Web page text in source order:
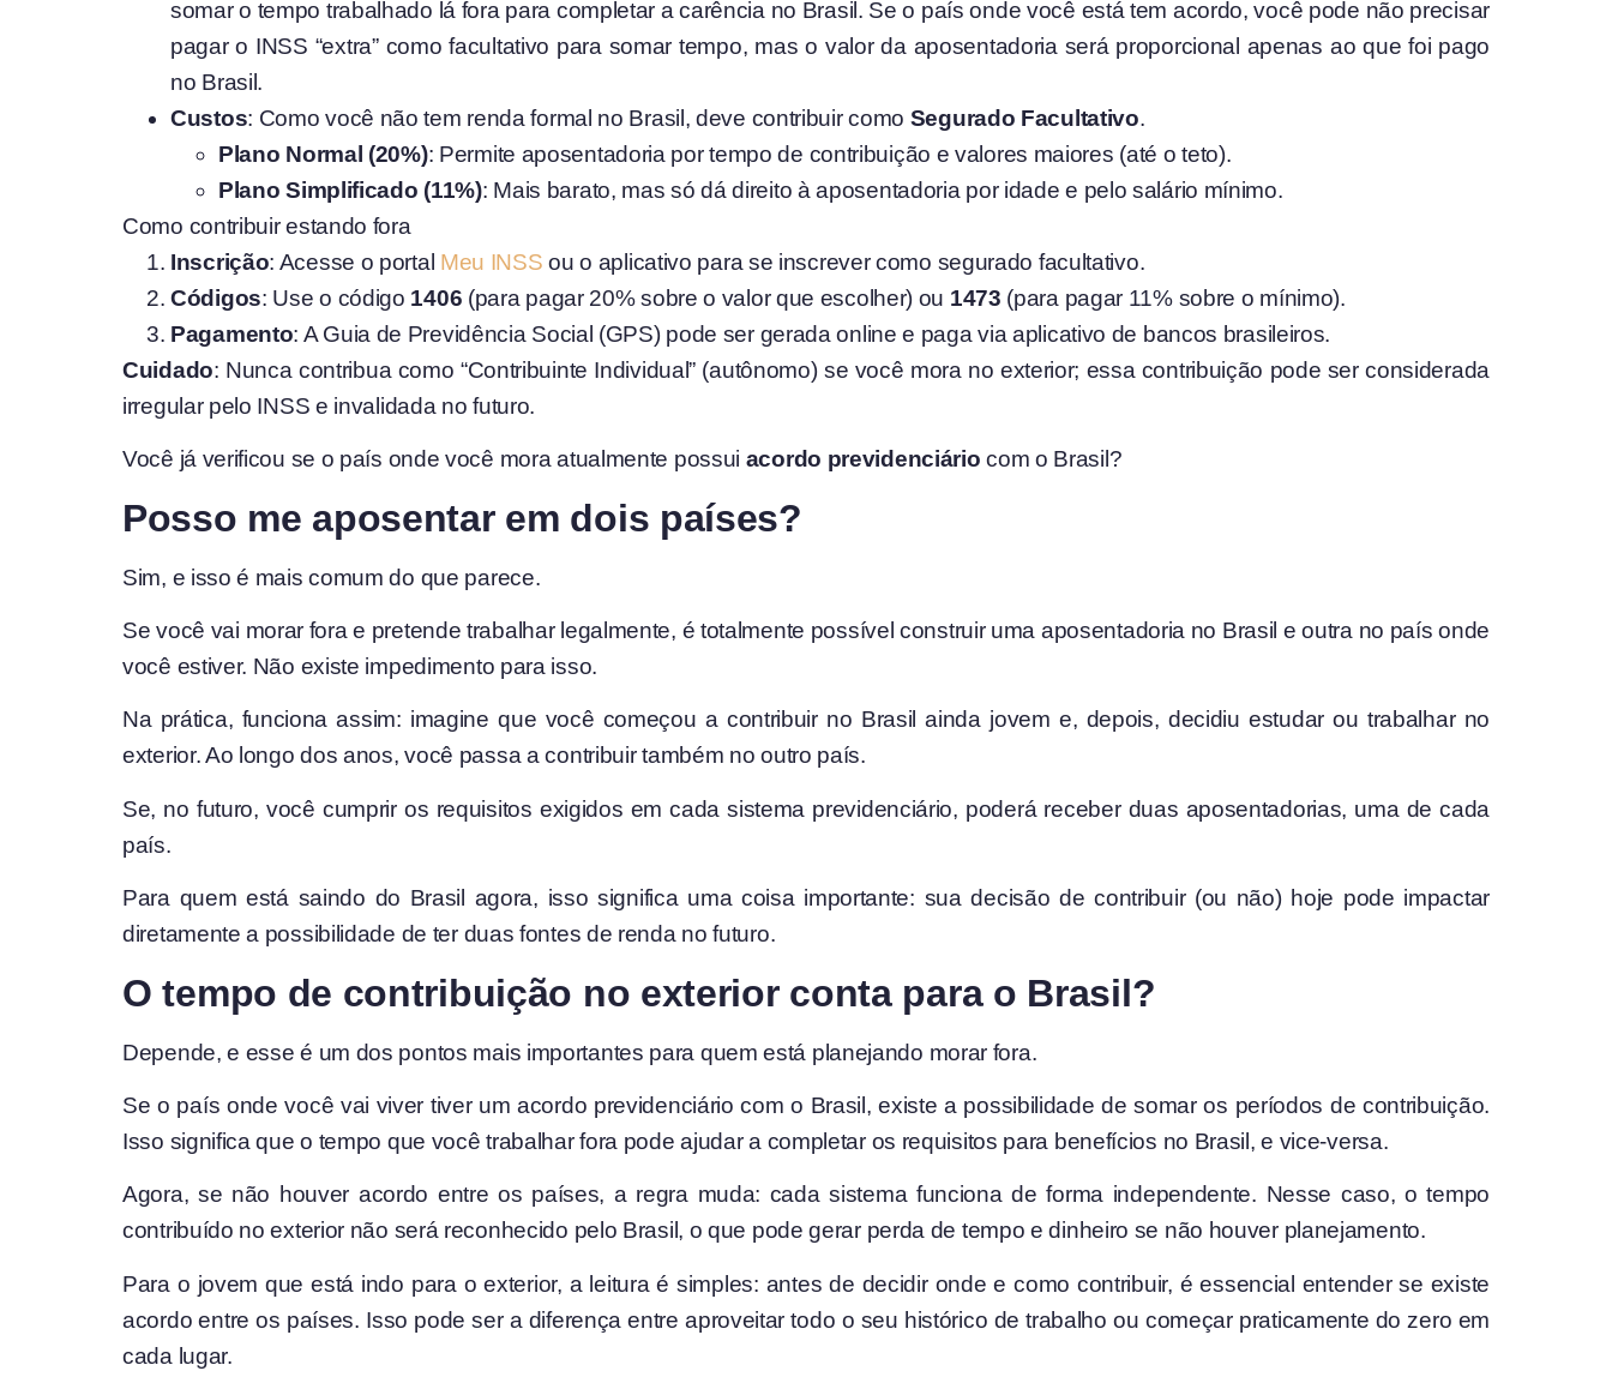
somar o tempo trabalhado lá fora para completar a carência no Brasil. Se o país onde você está tem acordo, você pode não precisar
pagar o INSS “extra” como facultativo para somar tempo, mas o valor da aposentadoria será proporcional apenas ao que foi pago
no Brasil.
Custos: Como você não tem renda formal no Brasil, deve contribuir como Segurado Facultativo.
Plano Normal (20%): Permite aposentadoria por tempo de contribuição e valores maiores (até o teto).
Plano Simplificado (11%): Mais barato, mas só dá direito à aposentadoria por idade e pelo salário mínimo.
Como contribuir estando fora
Inscrição: Acesse o portal Meu INSS ou o aplicativo para se inscrever como segurado facultativo.
Códigos: Use o código 1406 (para pagar 20% sobre o valor que escolher) ou 1473 (para pagar 11% sobre o mínimo).
Pagamento: A Guia de Previdência Social (GPS) pode ser gerada online e paga via aplicativo de bancos brasileiros.
Cuidado: Nunca contribua como “Contribuinte Individual” (autônomo) se você mora no exterior; essa contribuição pode ser considerada
irregular pelo INSS e invalidada no futuro.
Você já verificou se o país onde você mora atualmente possui acordo previdenciário com o Brasil?
Posso me aposentar em dois países?
Sim, e isso é mais comum do que parece.
Se você vai morar fora e pretende trabalhar legalmente, é totalmente possível construir uma aposentadoria no Brasil e outra no país onde
você estiver. Não existe impedimento para isso.
Na prática, funciona assim: imagine que você começou a contribuir no Brasil ainda jovem e, depois, decidiu estudar ou trabalhar no
exterior. Ao longo dos anos, você passa a contribuir também no outro país.
Se, no futuro, você cumprir os requisitos exigidos em cada sistema previdenciário, poderá receber duas aposentadorias, uma de cada
país.
Para quem está saindo do Brasil agora, isso significa uma coisa importante: sua decisão de contribuir (ou não) hoje pode impactar
diretamente a possibilidade de ter duas fontes de renda no futuro.
O tempo de contribuição no exterior conta para o Brasil?
Depende, e esse é um dos pontos mais importantes para quem está planejando morar fora.
Se o país onde você vai viver tiver um acordo previdenciário com o Brasil, existe a possibilidade de somar os períodos de contribuição.
Isso significa que o tempo que você trabalhar fora pode ajudar a completar os requisitos para benefícios no Brasil, e vice-versa.
Agora, se não houver acordo entre os países, a regra muda: cada sistema funciona de forma independente. Nesse caso, o tempo
contribuído no exterior não será reconhecido pelo Brasil, o que pode gerar perda de tempo e dinheiro se não houver planejamento.
Para o jovem que está indo para o exterior, a leitura é simples: antes de decidir onde e como contribuir, é essencial entender se existe
acordo entre os países. Isso pode ser a diferença entre aproveitar todo o seu histórico de trabalho ou começar praticamente do zero em
cada lugar.